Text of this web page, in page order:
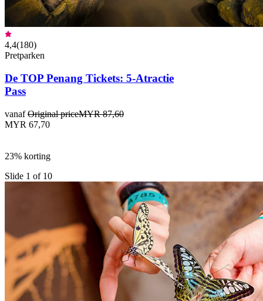
4,4(180)
Pretparken
De TOP Penang Tickets: 5-Atractie
Pass
vanafOriginal priceMYR 87,60
MYR 67,70
23% korting
Slide 1 of 10